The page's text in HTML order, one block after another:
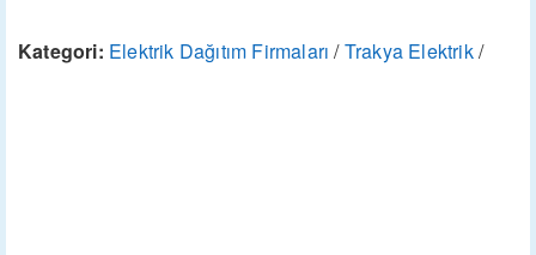
Kategori: Elektrik Dağıtım Firmaları /Trakya Elektrik/